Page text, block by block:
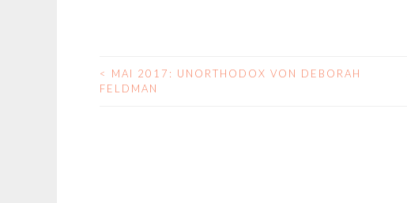
BEITRAGS-
<
MAI 2017: UNORTHODOX VON DEBORAH
FELDMAN